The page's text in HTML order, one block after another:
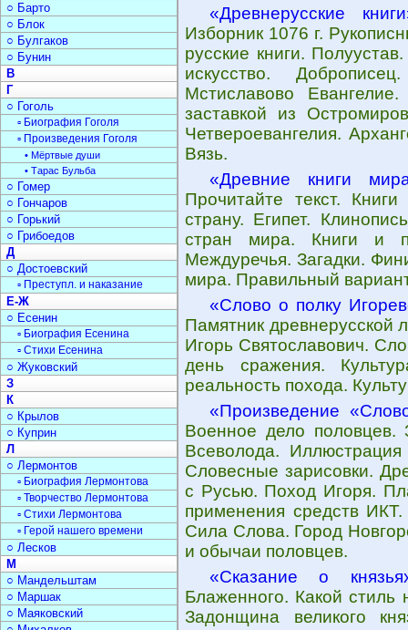
«Древнерусские
Изборник 1076 г.
русские книги.
искусство.
Мстиславово
заставкой из
Четвероевангелия.
Вязь.
«Древние книги
Прочитайте текст.
страну. Египет.
стран мира. Книги и
Междуречья. Загадки.
мира. Правильный
«Слово о полку
Памятник древнерусской
Игорь Святославович.
день сражения.
реальность похода.
«Произведение
Военное дело
Всеволода.
Словесные зарисовки.
с Русью. Поход Игоря.
применения средств
Сила Слова. Город
и обычаи половцев.
«Сказание о
Блаженного. Какой стиль
Задонщина великого
○ Барто
○ Блок
○ Булгаков
○ Бунин
В
Г
○ Гоголь
▫ Биография Гоголя
▫ Произведения Гоголя
• Мёртвые души
• Тарас Бульба
○ Гомер
○ Гончаров
○ Горький
○ Грибоедов
Д
○ Достоевский
▫ Преступл. и наказание
Е-Ж
○ Есенин
▫ Биография Есенина
▫ Стихи Есенина
○ Жуковский
З
К
○ Крылов
○ Куприн
Л
○ Лермонтов
▫ Биография Лермонтова
▫ Творчество Лермонтова
▫ Стихи Лермонтова
▫ Герой нашего времени
○ Лесков
М
○ Мандельштам
○ Маршак
○ Маяковский